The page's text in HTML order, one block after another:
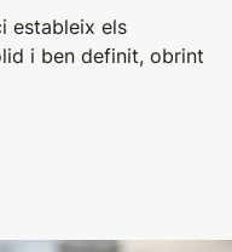
estableix els
i ben definit, obrint